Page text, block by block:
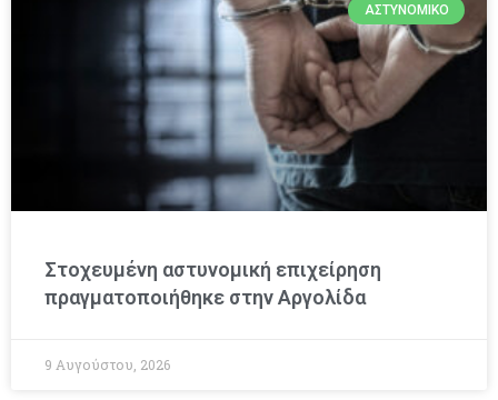
ΑΣΤΥΝΟΜΙΚΌ
Στοχευμένη αστυνομική επιχείρηση
πραγματοποιήθηκε στην Αργολίδα
9 Αυγούστου, 2026